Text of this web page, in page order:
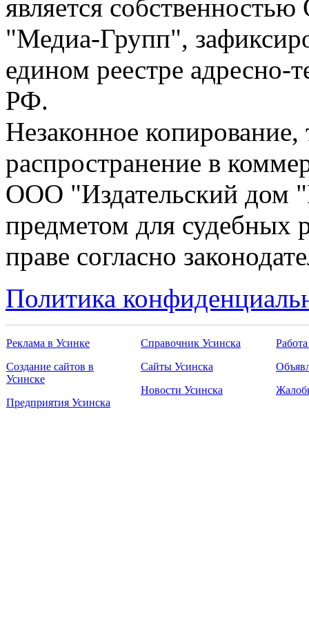
является
"Медиа-Групп",
едином реестре адресно-
РФ.
Незаконное
распространение в
ООО "Издательский дом
предметом для судебных
праве согласно
Политика
Реклама в Усинке
Создание сайтов в
Усинске
Предприятия Усинска
Справочник Усинска
Сайты Усинска
Новости Усинска